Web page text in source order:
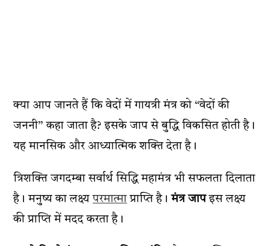
क्या आप जानते हैं कि वेदों में गायत्री मंत्र को “वेदों की
जननी” कहा जाता है? इसके जाप से बुद्धि विकसित होती है।
यह मानसिक और आध्यात्मिक शक्ति देता है।
त्रिशक्ति जगदम्बा सर्वार्थ सिद्धि महामंत्र भी सफलता दिलाता
है। मनुष्य का लक्ष्यपरमात्माप्राप्ति है।मंत्र जापइस लक्ष्य
की प्राप्ति में मदद करता है।